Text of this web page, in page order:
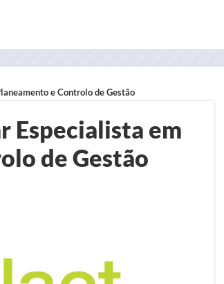
e Controlo de Gestão
Especialista em
de Gestão